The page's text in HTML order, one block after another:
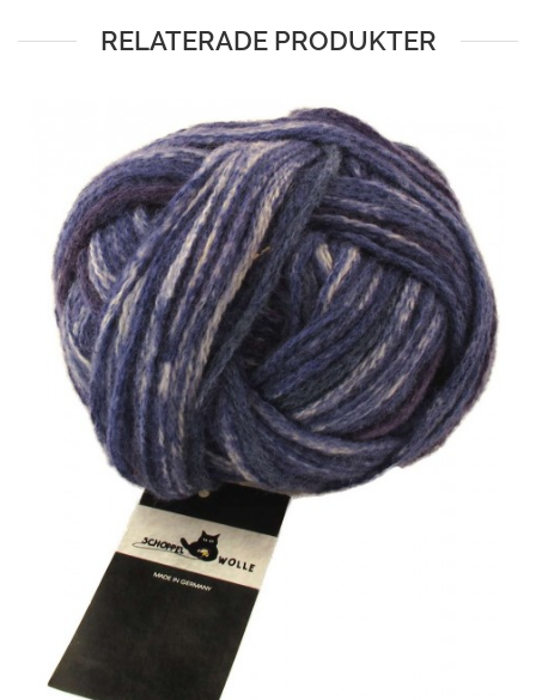
RELATERADE PRODUKTER